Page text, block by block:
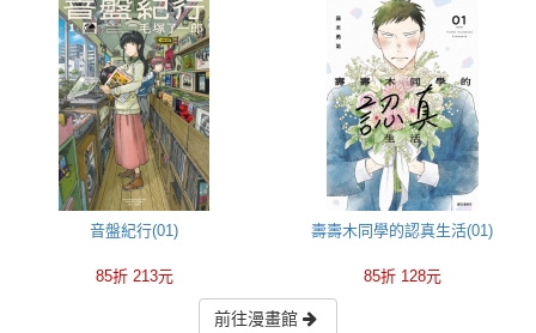
音盤紀行(01)
85折 213元
壽壽木同學的認真生活(01)
85折 128元
前往漫畫館